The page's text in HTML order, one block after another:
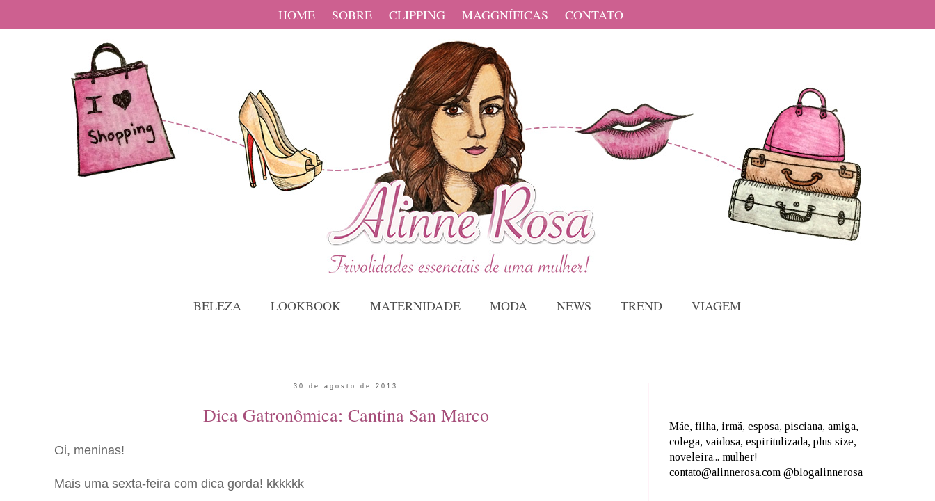
BELEZA LOOKBOOK MATERNIDADE MODA NEWS TREND VIAGEM
30 de agosto de 2013
Dica Gatronômica: Cantina San Marco
Oi, meninas!
Mais uma sexta-feira com dica gorda! kkkkkk
HOME SOBRE CLIPPING MAGGNÍFICAS CONTATO
Mãe, filha, irmã, esposa, pisciana, amiga,
colega, vaidosa, espiritulizada, plus size,
noveleira... mulher!
contato@alinnerosa.com @blogalinnerosa